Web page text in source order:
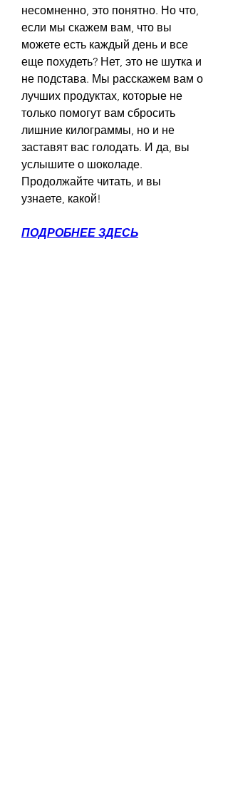
несомненно, это понятно. Но что,
если мы скажем вам, что вы
можете есть каждый день и все
еще похудеть? Нет, это не шутка и
не подстава. Мы расскажем вам о
лучших продуктах, которые не
только помогут вам сбросить
лишние килограммы, но и не
заставят вас голодать. И да, вы
услышите о шоколаде.
Продолжайте читать, и вы
узнаете, какой!
ПОДРОБНЕЕ ЗДЕСЬ